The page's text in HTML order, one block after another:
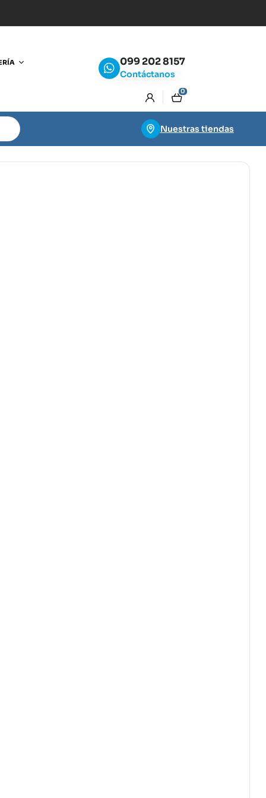
099 202 8157
Contáctanos
0
Nuestras tiendas